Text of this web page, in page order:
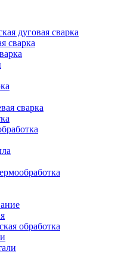
дуговая сварка
сварка
сварка
обработка